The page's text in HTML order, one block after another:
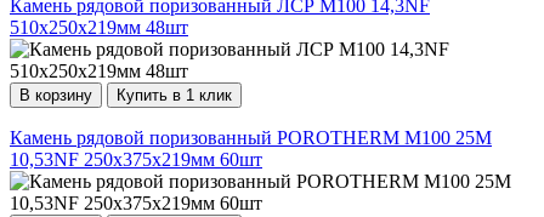
Камень рядовой поризованный ЛСР М100 14,3NF
510х250х219мм 48шт
В корзину Купить в 1 клик
Камень рядовой поризованный POROTHERM М100 25М
10,53NF 250х375х219мм 60шт